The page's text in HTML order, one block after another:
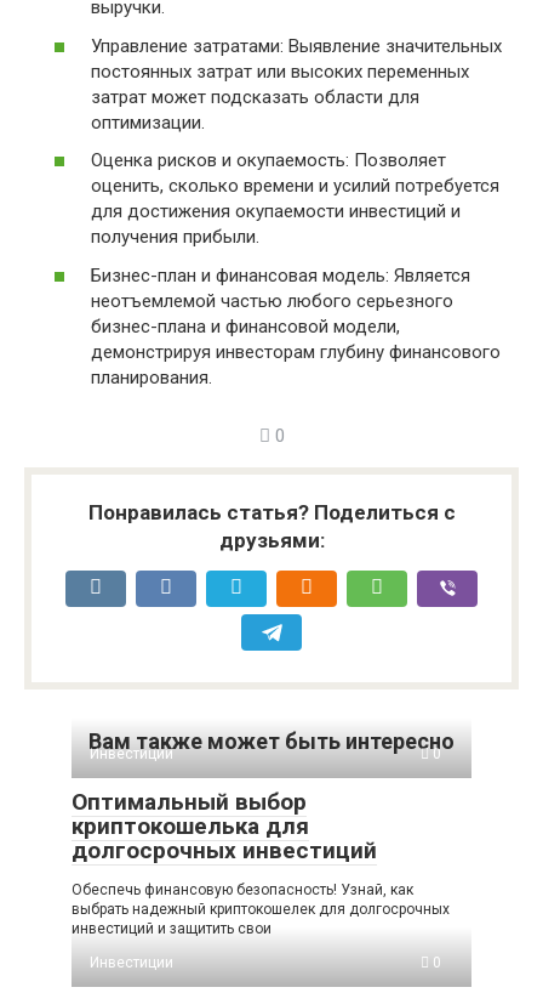
выручки.
Управление затратами: Выявление значительных
постоянных затрат или высоких переменных
затрат может подсказать области для
оптимизации.
Оценка рисков и окупаемость: Позволяет
оценить, сколько времени и усилий потребуется
для достижения окупаемости инвестиций и
получения прибыли.
Бизнес-план и финансовая модель: Является
неотъемлемой частью любого серьезного
бизнес-плана и финансовой модели,
демонстрируя инвесторам глубину финансового
планирования.
0
Понравилась статья? Поделиться с
друзьями:
Вам также может быть интересно
Инвестиции 0
Оптимальный выбор
криптокошелька для
долгосрочных инвестиций
Обеспечь финансовую безопасность! Узнай, как
выбрать надежный криптокошелек для долгосрочных
инвестиций и защитить свои
Инвестиции
0